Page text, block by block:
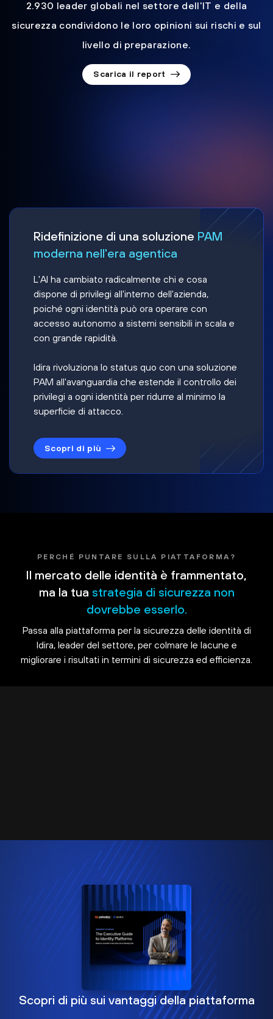
2.930 leader globali nel settore dell'IT e della
sicurezza condividono le loro opinioni sui rischi e sul
livello di preparazione.
Scarica il report
Ridefinizione di una soluzione PAM
moderna nell'era agentica
L'AI ha cambiato radicalmente chi e cosa
dispone di privilegi all'interno dell'azienda,
poiché ogni identità può ora operare con
accesso autonomo a sistemi sensibili in scala e
con grande rapidità.
Idira rivoluziona lo status quo con una soluzione
PAM all'avanguardia che estende il controllo dei
privilegi a ogni identità per ridurre al minimo la
superficie di attacco.
Scopri di più
PERCHÉ PUNTARE SULLA PIATTAFORMA?
Il mercato delle identità è frammentato,
ma la tua strategia di sicurezza non
dovrebbe esserlo.
Passa alla piattaforma per la sicurezza delle identità di
Idira, leader del settore, per colmare le lacune e
migliorare i risultati in termini di sicurezza ed efficienza.
Scopri di più sui vantaggi della piattaforma